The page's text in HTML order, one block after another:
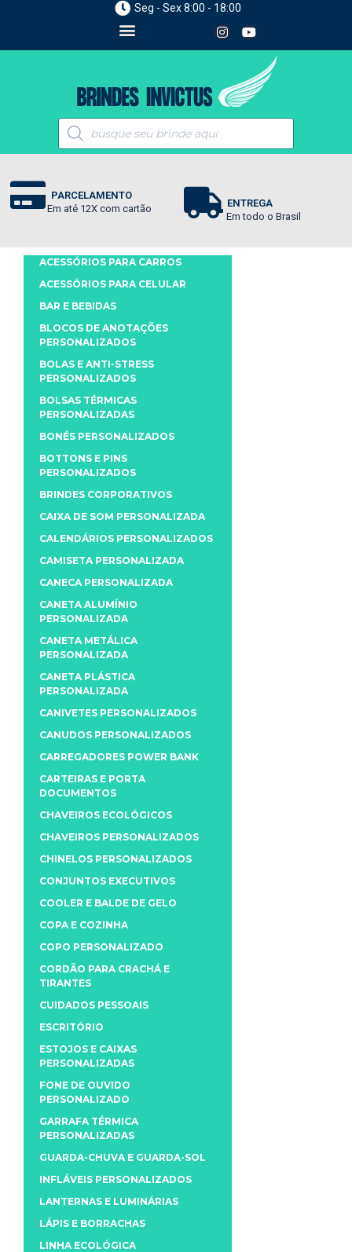
Seg - Sex 8:00 - 18:00
PARCELAMENTO
Em até 12X com cartão
ENTREGA
Em todo o Brasil
ACESSÓRIOS PARA CARROS
ACESSÓRIOS PARA CELULAR
BAR E BEBIDAS
BLOCOS DE ANOTAÇÕES
PERSONALIZADOS
BOLAS E ANTI-STRESS
PERSONALIZADOS
BOLSAS TÉRMICAS
PERSONALIZADAS
BONÉS PERSONALIZADOS
BOTTONS E PINS
PERSONALIZADOS
BRINDES CORPORATIVOS
CAIXA DE SOM PERSONALIZADA
CALENDÁRIOS PERSONALIZADOS
CAMISETA PERSONALIZADA
CANECA PERSONALIZADA
CANETA ALUMÍNIO
PERSONALIZADA
CANETA METÁLICA
PERSONALIZADA
CANETA PLÁSTICA
PERSONALIZADA
CANIVETES PERSONALIZADOS
CANUDOS PERSONALIZADOS
CARREGADORES POWER BANK
CARTEIRAS E PORTA
DOCUMENTOS
CHAVEIROS ECOLÓGICOS
CHAVEIROS PERSONALIZADOS
CHINELOS PERSONALIZADOS
CONJUNTOS EXECUTIVOS
COOLER E BALDE DE GELO
COPA E COZINHA
COPO PERSONALIZADO
CORDÃO PARA CRACHÁ E
TIRANTES
CUIDADOS PESSOAIS
ESCRITÓRIO
ESTOJOS E CAIXAS
PERSONALIZADAS
FONE DE OUVIDO
PERSONALIZADO
GARRAFA TÉRMICA
PERSONALIZADAS
GUARDA-CHUVA E GUARDA-SOL
INFLÁVEIS PERSONALIZADOS
LANTERNAS E LUMINÁRIAS
LÁPIS E BORRACHAS
LINHA ECOLÓGICA